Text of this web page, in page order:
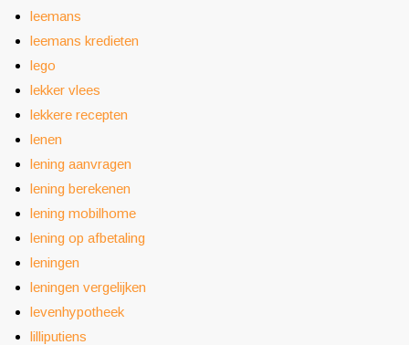
leemans
leemans kredieten
lego
lekker vlees
lekkere recepten
lenen
lening aanvragen
lening berekenen
lening mobilhome
lening op afbetaling
leningen
leningen vergelijken
levenhypotheek
lilliputiens